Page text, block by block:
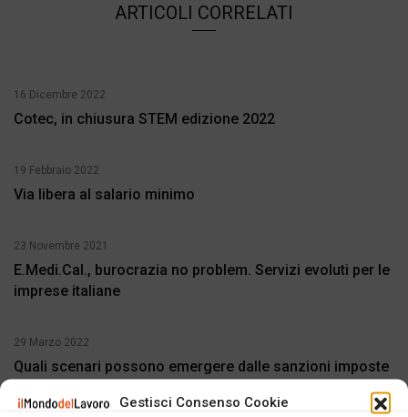
Gestisci Consenso Cookie
ARTICOLI CORRELATI
16 Dicembre 2022
Cotec, in chiusura STEM edizione 2022
19 Febbraio 2022
Via libera al salario minimo
23 Novembre 2021
E.Medi.Cal., burocrazia no problem. Servizi evoluti per le
imprese italiane
29 Marzo 2022
Quali scenari possono emergere dalle sanzioni imposte